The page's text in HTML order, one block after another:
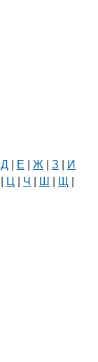
Д Е Ж З
И
Ц Ч Ш Щ